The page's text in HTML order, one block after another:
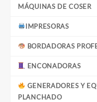
MÁQUINAS DE COSER
IMPRESORAS
BORDADORAS
ENCONADORAS
GENERADORES Y
PLANCHADO